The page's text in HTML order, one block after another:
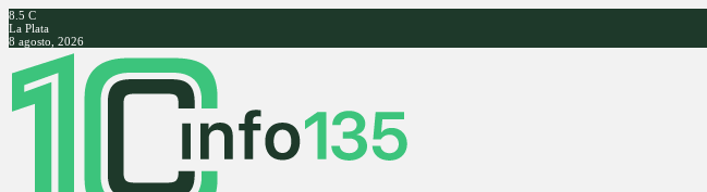
8.5 C
La Plata
8 agosto, 2026
Facebook
Twitter
Instagram
Youtube